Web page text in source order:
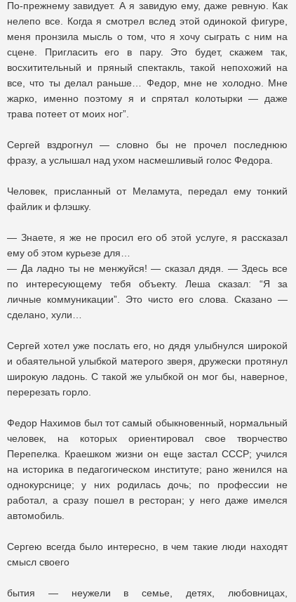
По-прежнему завидует. А я завидую ему, даже ревную. Как
нелепо все. Когда я смотрел вслед этой одинокой фигуре,
меня пронзила мысль о том, что я хочу сыграть с ним на
сцене. Пригласить его в пару. Это будет, скажем так,
восхитительный и пряный спектакль, такой непохожий на
все, что ты делал раньше… Федор, мне не холодно. Мне
жарко, именно поэтому я и спрятал колотырки — даже
трава потеет от моих ног”.
Сергей вздрогнул — словно бы не прочел последнюю
фразу, а услышал над ухом насмешливый голос Федора.
Человек, присланный от Меламута, передал ему тонкий
файлик и флэшку.
— Знаете, я же не просил его об этой услуге, я рассказал
ему об этом курьезе для…
— Да ладно ты не менжуйся! — сказал дядя. — Здесь все
по интересующему тебя объекту. Леша сказал: “Я за
личные коммуникации”. Это чисто его слова. Сказано —
сделано, хули…
Сергей хотел уже послать его, но дядя улыбнулся широкой
и обаятельной улыбкой матерого зверя, дружески протянул
широкую ладонь. С такой же улыбкой он мог бы, наверное,
перерезать горло.
Федор Нахимов был тот самый обыкновенный, нормальный
человек, на которых ориентировал свое творчество
Перепелка. Краешком жизни он еще застал СССР; учился
на историка в педагогическом институте; рано женился на
однокурснице; у них родилась дочь; по профессии не
работал, а сразу пошел в ресторан; у него даже имелся
автомобиль.
Сергею всегда было интересно, в чем такие люди находят
смысл своего
бытия — неужели в семье, детях, любовницах,